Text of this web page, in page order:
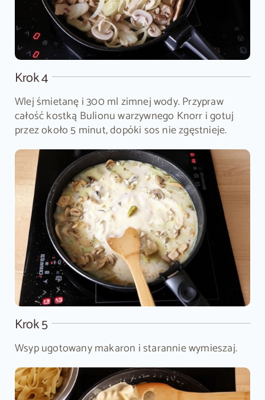
Krok 4
Wlej śmietanę i 300 ml zimnej wody. Przypraw
całość kostką Bulionu warzywnego Knorr i gotuj
przez około 5 minut, dopóki sos nie zgęstnieje.
Krok 5
Wsyp ugotowany makaron i starannie wymieszaj.